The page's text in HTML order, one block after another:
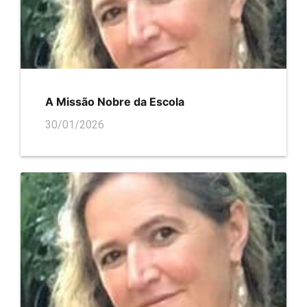
A Missão Nobre da Escola
30/01/2026